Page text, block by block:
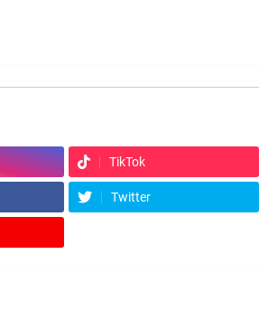
TikTok
Twitter